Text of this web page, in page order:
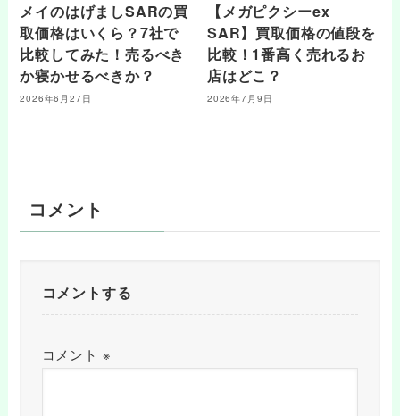
メイのはげましSARの買
取価格はいくら？7社で
比較してみた！売るべき
か寝かせるべきか？
2026年6月27日
【メガピクシーex
SAR】買取価格の値段を
比較！1番高く売れるお
店はどこ？
2026年7月9日
コメント
コメントする
コメント ※